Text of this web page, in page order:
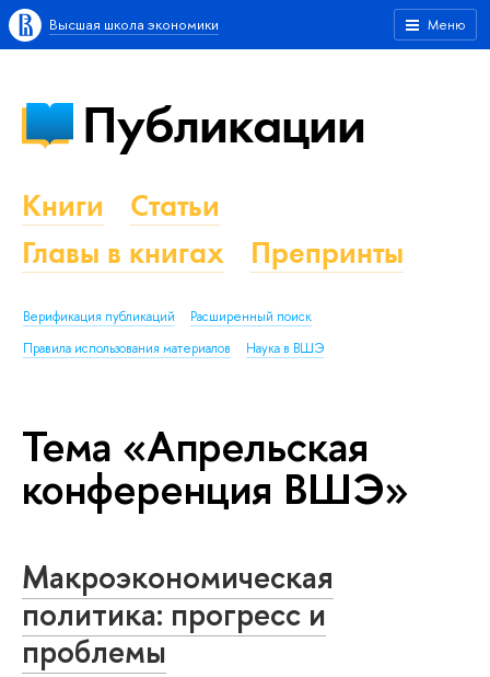
Меню
Высшая школа экономики
Публикации
Книги
Статьи
Главы в книгах
Препринты
Верификация публикаций
Расширенный поиск
Правила использования материалов
Наука в ВШЭ
Тема «Апрельская
конференция ВШЭ»
Макроэкономическая
политика: прогресс и
проблемы